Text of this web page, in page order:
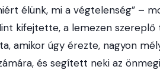
élünk, mi a végtelenség” –
kifejtette, a lemezen szereplő
amikor úgy érezte, nagyon
és segített neki az